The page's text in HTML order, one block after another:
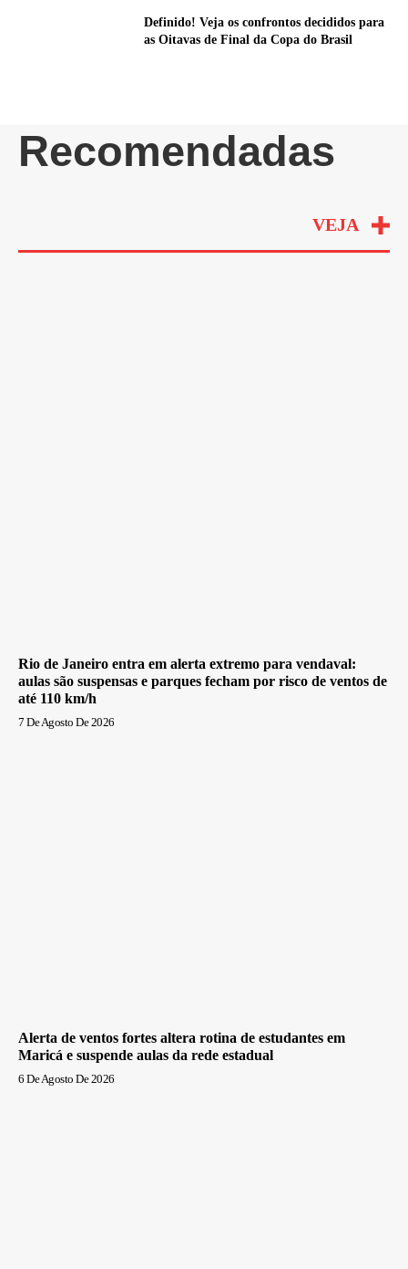
Definido! Veja os confrontos decididos para
as Oitavas de Final da Copa do Brasil
Recomendadas
VEJA
Rio de Janeiro entra em alerta extremo para vendaval:
aulas são suspensas e parques fecham por risco de ventos de
até 110 km/h
7 De Agosto De 2026
Alerta de ventos fortes altera rotina de estudantes em
Maricá e suspende aulas da rede estadual
6 De Agosto De 2026